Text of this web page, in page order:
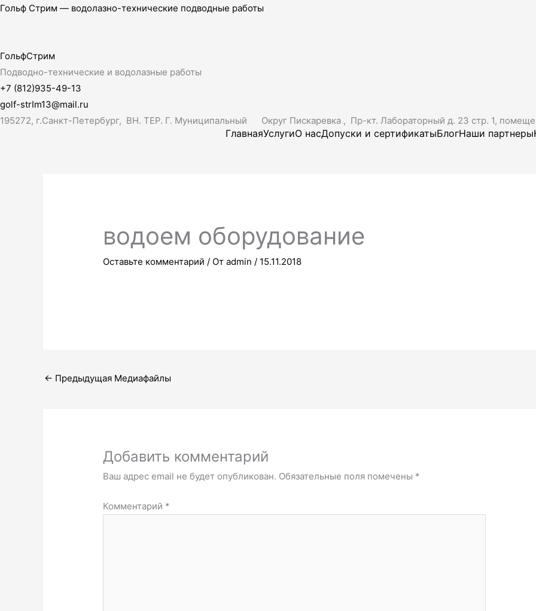
Перейти
Гольф Стрим — водолазно-технические подводные работы
ГольфСтрим
Подводно-технические и водолазные работы
+7 (812)935-49-13
golf-strIm13@mail.ru
195272, г.Санкт-Петербург, ВН. ТЕР. Г. Муниципальный Округ Пискаревка , Пр-кт. Лабораторный д. 23 стр. 1,
ГлавнаяУслугиО насДопуски и сертификатыБлогНаши партнеры
водоем оборудование
Оставьте комментарий / Отadmin/ 15.11.2018
← Предыдущая Медиафайлы
Добавить комментарий
Ваш адрес email не будет опубликован. Обязательные поля помечены *
Комментарий *
Поиск: